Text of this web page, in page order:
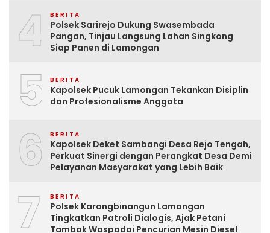
4 BERITA
Polsek Sarirejo Dukung Swasembada
Pangan, Tinjau Langsung Lahan Singkong
Siap Panen di Lamongan
5 BERITA
Kapolsek Pucuk Lamongan Tekankan Disiplin
dan Profesionalisme Anggota
6 BERITA
Kapolsek Deket Sambangi Desa Rejo Tengah,
Perkuat Sinergi dengan Perangkat Desa Demi
Pelayanan Masyarakat yang Lebih Baik
7 BERITA
Polsek Karangbinangun Lamongan
Tingkatkan Patroli Dialogis, Ajak Petani
Tambak Waspadai Pencurian Mesin Diesel